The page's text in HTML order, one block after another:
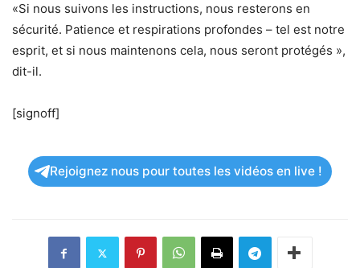
«Si nous suivons les instructions, nous resterons en
sécurité. Patience et respirations profondes – tel est notre
esprit, et si nous maintenons cela, nous seront protégés »,
dit-il.
[signoff]
Rejoignez nous pour toutes les vidéos en live !